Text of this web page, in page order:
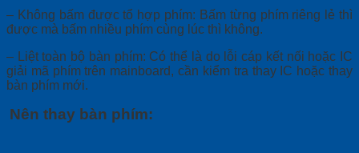
– Không bấm được tổ hợp phím: Bấm từng phím riêng lẻ thì
được mà bấm nhiều phím cùng lúc thì không.
– Liệt toàn bộ bàn phím: Có thể là do lỗi cáp kết nối hoặc IC
giải mã phím trên mainboard, cần kiểm tra thay IC hoặc thay
bàn phím mới.
Nên thay bàn phím: